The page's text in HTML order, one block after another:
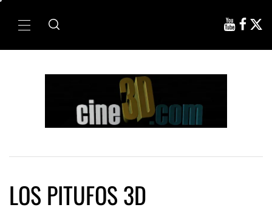
Menú
LOS PITUFOS 3D